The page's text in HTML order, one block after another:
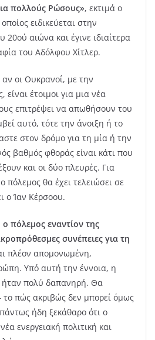
πολλούς Ρώσους», εκτιμά ο
ειδικεύεται στην
20ού αιώνα και έγινε ιδιαίτερα
του Αδόλφου Χίτλερ.
οι Ουκρανοί, με την
έτοιμοι για μια νέα
επιτρέψει να απωθήσουν του
αυτό, τότε την άνοιξη ή το
στον δρόμο για τη μία ή την
βαθμός φθοράς είναι κάτι που
και οι δύο πλευρές. Για
πόλεμος θα έχει τελειώσει σε
ο Ίαν Κέρσοου.
πόλεμος εναντίον της
συνέπειες για τη
πλέον απομονωμένη,
Υπό αυτή την έννοια, η
ήταν πολύ δαπανηρή. Θα
πώς ακριβώς δεν μπορεί όμως
ήδη ξεκάθαρο ότι ο
ενεργειακή πολιτική και